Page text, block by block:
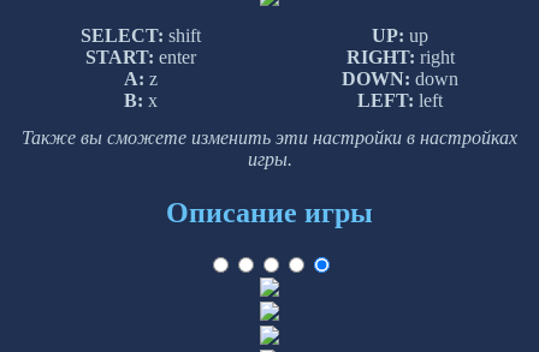
SELECT: shift
START: enter
A: z
B: x
UP: up
RIGHT: right
DOWN: down
LEFT: left
Также вы сможете изменить эти настройки в настройках
игры.
Описание игры